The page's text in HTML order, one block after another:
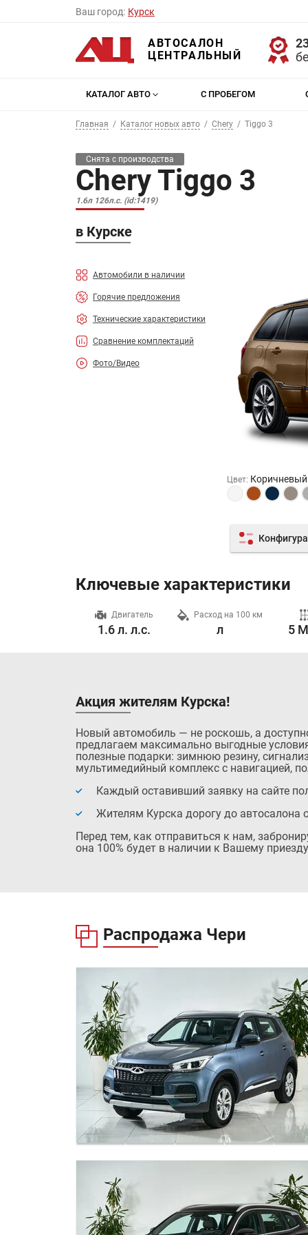
Ваш город: Курск
АВТОСАЛОН
ЦЕНТРАЛЬНЫЙ
КАТАЛОГ АВТО С ПРОБЕГОМ
Главная Каталог новых авто Chery Tiggo 3
Снята с производства
Chery Tiggo 3
1.6л 126л.с. (id:1419)
в Курске
Автомобили в наличии
Горячие предложения
Технические характеристики
Сравнение комплектаций
Фото/Видео
Цвет: Коричневый
Ключевые характеристики
Двигатель
1.6 л. л.с.
Расход на 100 км
л 5
Акция жителям Курска!
Новый автомобиль — не роскошь, а
предлагаем максимально выгодные
полезные подарки: зимнюю резину,
мультимедийный комплекс с навигацией,
Каждый оставивший заявку на сайте
Жителям Курска дорогу до автосалона
Перед тем, как отправиться к нам,
она 100% будет в наличии к Вашему
Распродажа Чери